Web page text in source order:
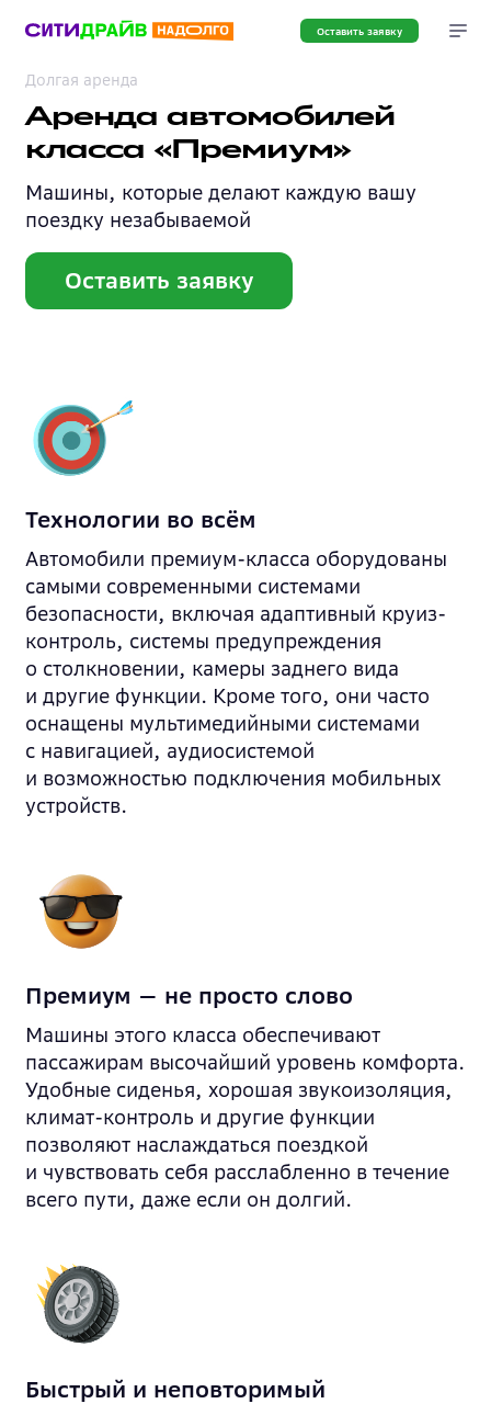
Оставить заявку
Долгая аренда
Аренда автомобилей
класса «Премиум»
Машины, которые делают каждую вашу
поездку незабываемой
Оставить заявку
Технологии во всём
Автомобили премиум-класса оборудованы
самыми современными системами
безопасности, включая адаптивный круиз-
контроль, системы предупреждения
о столкновении, камеры заднего вида
и другие функции. Кроме того, они часто
оснащены мультимедийными системами
с навигацией, аудиосистемой
и возможностью подключения мобильных
устройств.
Премиум — не просто слово
Машины этого класса обеспечивают
пассажирам высочайший уровень комфорта.
Удобные сиденья, хорошая звукоизоляция,
климат-контроль и другие функции
позволяют наслаждаться поездкой
и чувствовать себя расслабленно в течение
всего пути, даже если он долгий.
Быстрый и неповторимый